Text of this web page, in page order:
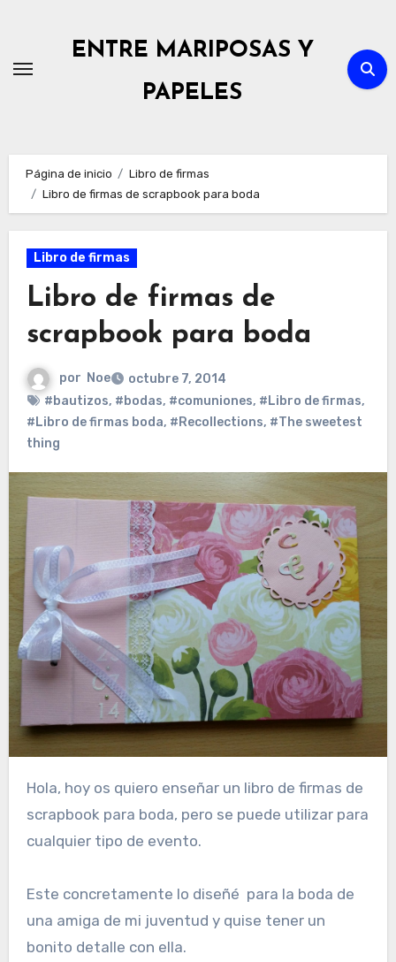
contenido
ENTRE MARIPOSAS Y
PAPELES
Página de inicio
Libro de firmas
Libro de firmas de scrapbook para boda
Libro de firmas
Libro de firmas de
scrapbook para boda
por Noe
octubre 7, 2014
#bautizos, #bodas, #comuniones, #Libro de firmas,
#Libro de firmas boda, #Recollections, #The sweetest
thing
Hola, hoy os quiero enseñar un libro de firmas de
scrapbook para boda, pero se puede utilizar para
cualquier tipo de evento.
Este concretamente lo diseñé para la boda de
una amiga de mi juventud y quise tener un
bonito detalle con ella.